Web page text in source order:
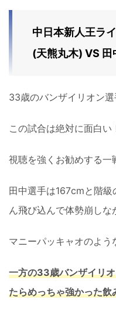
中日本新人王ラ
(天熊丸木) VS
33歳のバンザイリオン選
この試合は絶対に面白い
視聴を強くお勧めする一
田中選手は167cmと階
ん飛び込んで体勢崩しな
マニーパッキャオのよう
一方の33歳バンザイリ
たらめっちゃ強かった